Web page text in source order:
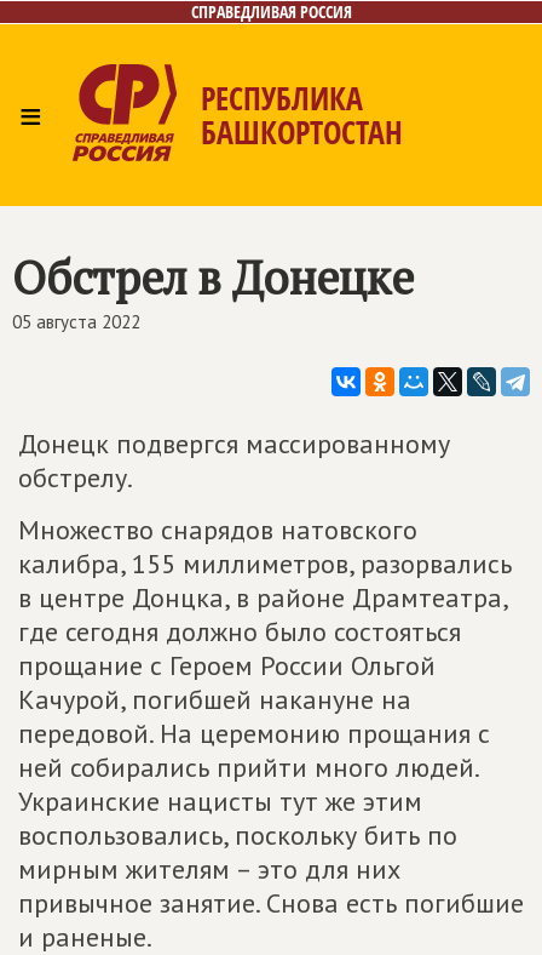
СПРАВЕДЛИВАЯ РОССИЯ
≡ РЕСПУБЛИКА
БАШКОРТОСТАН
Контакты
Обстрел в Донецке
05 августа 2022
Донецк подвергся массированному
обстрелу.
Множество снарядов натовского
калибра, 155 миллиметров, разорвались
в центре Донцка, в районе Драмтеатра,
где сегодня должно было состояться
прощание с Героем России Ольгой
Качурой, погибшей накануне на
передовой. На церемонию прощания с
ней собирались прийти много людей.
Украинские нацисты тут же этим
воспользовались, поскольку бить по
мирным жителям – это для них
привычное занятие. Снова есть погибшие
и раненые.